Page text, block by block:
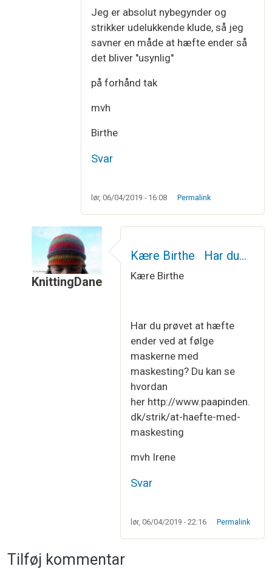
Jeg er absolut nybegynder og
strikker udelukkende klude, så jeg
savner en måde at hæfte ender så
det bliver "usynlig"
på forhånd tak
mvh
Birthe
Svar
lør, 06/04/2019 - 16:08 Permalink
KnittingDane
Kære Birthe Har du…
Kære Birthe
Har du prøvet at hæfte
ender ved at følge
maskerne med
maskesting? Du kan se
hvordan
her http://www.paapinden.
dk/strik/at-haefte-med-
maskesting
mvh Irene
Svar
lør, 06/04/2019 - 22:16 Permalink
Tilføj kommentar